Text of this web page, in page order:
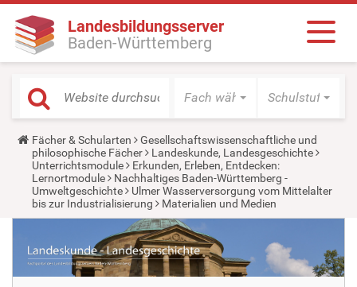
Landesbildungsserver
Baden-Württemberg
Fach wählen Schulstufe
Y
o
u
a
r
e
h
e
:
Fächer & Schularten
Gesellschaftswissenschaftliche und
philosophische Fächer
Landeskunde, Landesgeschichte
Unterrichtsmodule
Erkunden, Erleben, Entdecken:
Lernortmodule
Nachhaltiges Baden-Württemberg -
Umweltgeschichte
Ulmer Wasserversorgung vom Mittelalter
bis zur Industrialisierung
Materialien und Medien